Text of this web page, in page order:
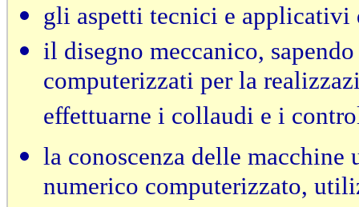
gli aspetti tecnici e applicativi
il disegno meccanico,
computerizzati per la
effettuarne i collaudi e i
la conoscenza delle
numerico computerizzato,